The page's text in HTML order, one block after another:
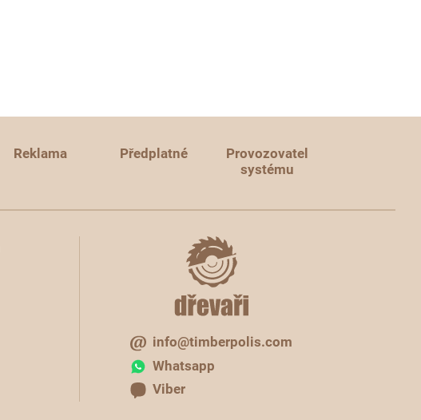
Reklama Předplatné
Provozovatel
systému
info@timberpolis.com
Whatsapp
Viber